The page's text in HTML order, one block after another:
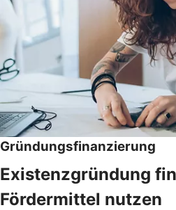
Gründungsfinanzierung
Existenzgründung
Fördermittel nutzen